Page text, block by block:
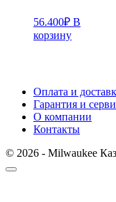
56.400₽ В
корзину
Оплата и
Гарантия и
О компании
Контакты
© 2026 - Milwaukee